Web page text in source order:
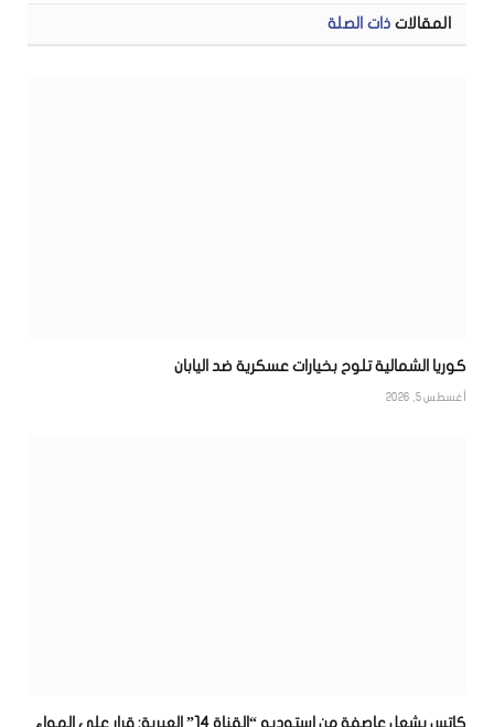
المقالات ذات الصلة
كوريا الشمالية تلوح بخيارات عسكرية ضد اليابان
أغسطس 5, 2026
كاتس يشعل عاصفة من استوديو “القناة 14” العبرية: قرار على الهواء